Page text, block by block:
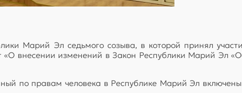
Марий Эл седьмого созыва, в которой принял
внесении изменений в Закон Республики Марий Эл
по правам человека в Республике Марий Эл включены